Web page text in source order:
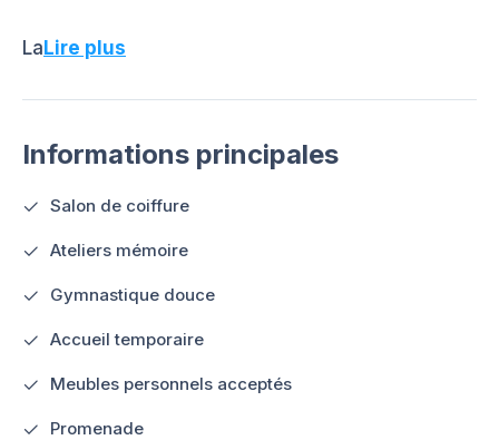
LaLire plus
Informations principales
Salon de coiffure
Ateliers mémoire
Gymnastique douce
Accueil temporaire
Meubles personnels acceptés
Promenade